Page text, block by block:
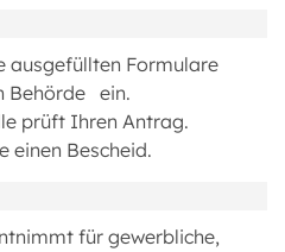
ausgefüllten Formulare
Behörde ein.
prüft Ihren Antrag.
einen Bescheid.
für gewerbliche,